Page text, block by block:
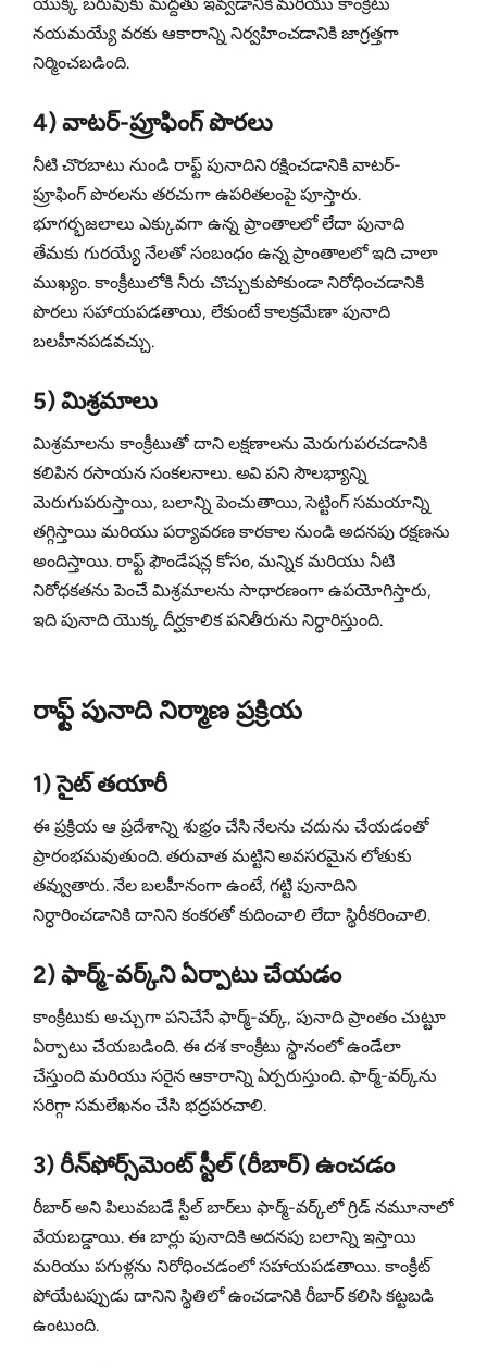
నయమయ్యే వరకు ఆకారాన్ని నిర్వహించడానికి జాగ్రత్తగా
నిర్మించబడింది.
4) వాటర్-ప్రూఫింగ్ పొరలు
నీటి చొరబాటు నుండి రాఫ్ట్ పునాదిని రక్షించడానికి వాటర్‌-
ప్రూఫింగ్ పొరలను తరచుగా ఉపరితలంపై పూస్తారు.
భూగర్భజలాలు ఎక్కువగా ఉన్న ప్రాంతాలలో లేదా పునాది
తేమకు గురయ్యే నేలతో సంబంధం ఉన్న ప్రాంతాలలో ఇది చాలా
ముఖ్యం. కాంక్రీటులోకి నీరు చొచ్చుకుపోకుండా నిరోధించడానికి
పొరలు సహాయపడతాయి, లేకుంటే కాలక్రమేణా పునాది
బలహీనపడవచ్చు.
5) మిశ్రమాలు
మిశ్రమాలను కాంక్రీటుతో దాని లక్షణాలను మెరుగుపరచడానికి
కలిపిన రసాయన సంకలనాలు. అవి పని సౌలభ్యాన్ని
మెరుగుపరుస్తాయి, బలాన్ని పెంచుతాయి, సెట్టింగ్ సమయాన్ని
తగ్గిస్తాయి మరియు పర్యావరణ కారకాల నుండి అదనపు రక్షణను
అందిస్తాయి. రాఫ్ట్ ఫౌండేషన్ల కోసం, మన్నిక మరియు నీటి
నిరోధకతను పెంచే మిశ్రమాలను సాధారణంగా ఉపయోగిస్తారు,
ఇది పునాది యొక్క దీర్ఘకాలిక పనితీరును నిర్ధారిస్తుంది.
రాఫ్ట్ పునాది నిర్మాణ ప్రక్రియ
1) సైట్ తయారీ
ఈ ప్రక్రియ ఆ ప్రదేశాన్ని శుభ్రం చేసి నేలను చదును చేయడంతో
ప్రారంభమవుతుంది. తరువాత మట్టిని అవసరమైన లోతుకు
తవ్వుతారు. నేల బలహీనంగా ఉంటే, గట్టి పునాదిని
నిర్ధారించడానికి దానిని కంకరతో కుదించాలి లేదా స్థిరీకరించాలి.
2) ఫార్మ్‌-వర్క్‌ని ఏర్పాటు చేయడం
కాంక్రీటుకు అచ్చుగా పనిచేసే ఫార్మ్‌-వర్క్, పునాది ప్రాంతం చుట్టూ
ఏర్పాటు చేయబడింది. ఈ దశ కాంక్రీటు స్థానంలో ఉండేలా
చేస్తుంది మరియు సరైన ఆకారాన్ని ఏర్పరుస్తుంది. ఫార్మ్‌-వర్క్‌ను
సరిగ్గా సమలేఖనం చేసి భద్రపరచాలి.
3) రీన్‌ఫోర్స్‌మెంట్ స్టీల్ (రీబార్) ఉంచడం
రీబార్ అని పిలువబడే స్టీల్ బార్‌లు ఫార్మ్‌-వర్క్‌లో గ్రిడ్ నమూనాలో
వేయబడ్డాయి. ఈ బార్లు పునాదికి అదనపు బలాన్ని ఇస్తాయి
మరియు పగుళ్లను నిరోధించడంలో సహాయపడతాయి. కాంక్రీట్
పోయేటప్పుడు దానిని స్థితిలో ఉంచడానికి రీబార్ కలిసి కట్టబడి
ఉంటుంది.